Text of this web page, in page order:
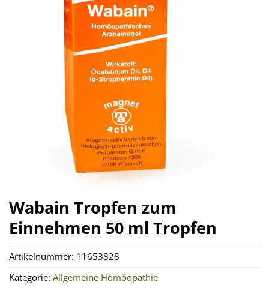
Wabain Tropfen zum
Einnehmen 50 ml Tropfen
Artikelnummer: 11653828
Kategorie: Allgemeine Homöopathie